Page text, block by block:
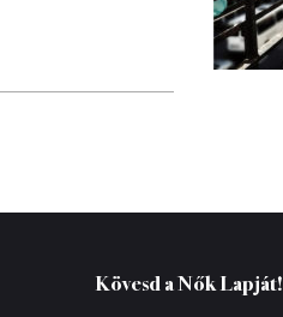
Kövesd a Nők Lapját!